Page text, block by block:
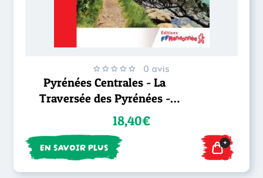
0 avis
Pyrénées Centrales - La
Traversée des Pyrénées -
GR®1018,40€
EN SAVOIR PLUS +